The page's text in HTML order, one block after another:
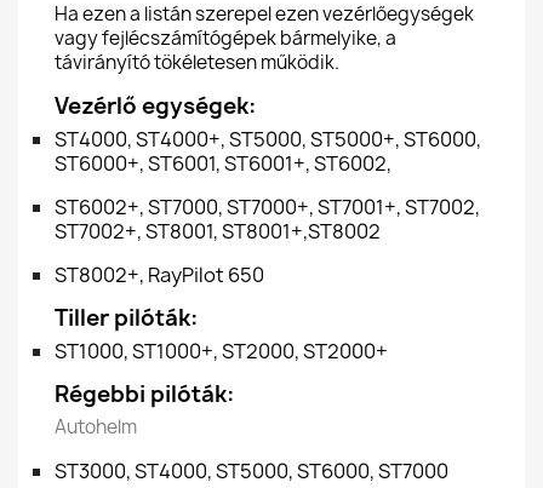
Ha ezen a listán szerepel ezen vezérlőegységek
vagy fejlécszámítógépek bármelyike, a
távirányító tökéletesen működik.
Vezérlő egységek:
ST4000, ST4000+, ST5000, ST5000+, ST6000,
ST6000+, ST6001, ST6001+, ST6002,
ST6002+, ST7000, ST7000+, ST7001+, ST7002,
ST7002+, ST8001, ST8001+,ST8002
ST8002+, RayPilot 650
Tiller pilóták:
ST1000, ST1000+, ST2000, ST2000+
Régebbi pilóták:
Autohelm
ST3000, ST4000, ST5000, ST6000, ST7000